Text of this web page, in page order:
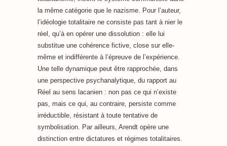
la même catégorie que le nazisme. Pour l’auteur,
l’idéologie totalitaire ne consiste pas tant à nier le
réel, qu’à en opérer une dissolution : elle lui
substitue une cohérence fictive, close sur elle-
même et indifférente à l’épreuve de l’expérience.
Une telle dynamique peut être rapprochée, dans
une perspective psychanalytique, du rapport au
Réel au sens lacanien : non pas ce qui n’existe
pas, mais ce qui, au contraire, persiste comme
irréductible, résistant à toute tentative de
symbolisation. Par ailleurs, Arendt opère une
distinction entre dictatures et régimes totalitaires.